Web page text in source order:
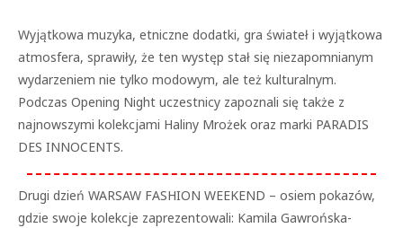
Wyjątkowa muzyka, etniczne dodatki, gra świateł i wyjątkowa
atmosfera, sprawiły, że ten występ stał się niezapomnianym
wydarzeniem nie tylko modowym, ale też kulturalnym.
Podczas Opening Night uczestnicy zapoznali się także z
najnowszymi kolekcjami Haliny Mrożek oraz marki PARADIS
DES INNOCENTS.
Drugi dzień WARSAW FASHION WEEKEND – osiem pokazów,
gdzie swoje kolekcje zaprezentowali: Kamila Gawrońska-